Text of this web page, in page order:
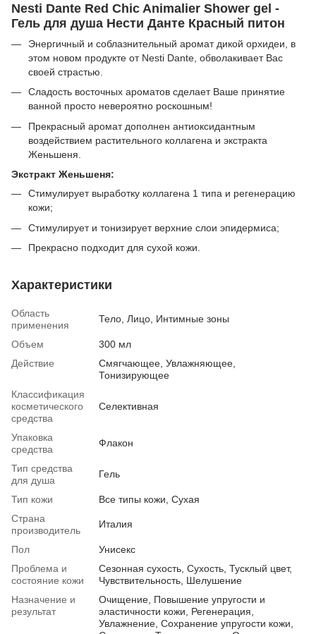
Nesti Dante Red Chic Animalier Shower gel -
Гель для душа Нести Данте Красный питон
Энергичный и соблазнительный аромат дикой орхидеи, в
этом новом продукте от Nesti Dante, обволакивает Вас
своей страстью.
Сладость восточных ароматов сделает Ваше принятие
ванной просто невероятно роскошным!
Прекрасный аромат дополнен антиоксидантным
воздействием растительного коллагена и экстракта
Женьшеня.
Экстракт Женьшеня:
Стимулирует выработку коллагена 1 типа и регенерацию
кожи;
Стимулирует и тонизирует верхние слои эпидермиса;
Прекрасно подходит для сухой кожи.
Характеристики
Область
применения
Тело, Лицо, Интимные зоны
Объем
300 мл
Действие
Смягчающее, Увлажняющее,
Тонизирующее
Классификация
косметического
средства
Селективная
Упаковка
средства
Флакон
Тип средства
для душа
Гель
Тип кожи
Все типы кожи, Сухая
Страна
производитель
Италия
Пол
Унисекс
Проблема и
состояние кожи
Сезонная сухость, Сухость, Тусклый цвет,
Чувствительность, Шелушение
Назначение и
результат
Очищение, Повышение упругости и
эластичности кожи, Регенерация,
Увлажнение, Сохранение упругости кожи,